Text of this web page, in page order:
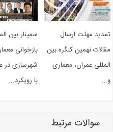
مهلت ارسال
نهمین کنگره بین
عمران، معماری
سمینار بین
بازخوانی
شهرسازی در
با رویکرد...
سوالات مرتبط